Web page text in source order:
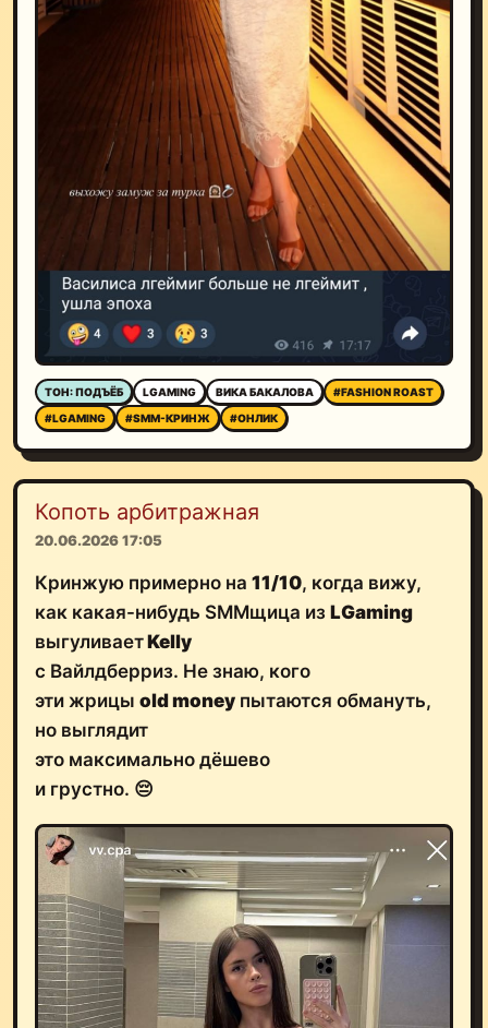
ТОН: ПОДЪЁБ LGAMING ВИКА БАКАЛОВА
#FASHION ROAST
#LGAMING
#SMM-КРИНЖ #ОНЛИК
Копоть арбитражная
20.06.2026 17:05
Кринжую примерно на 11/10, когда вижу,
как какая-нибудь SMMщица из LGaming
выгуливаетKelly
с Вайлдберриз. Не знаю, кого
эти жрицы old money пытаются обмануть,
но выглядит
это максимально дёшево
и грустно. 😔